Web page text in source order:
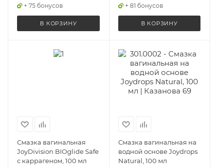
+ 75 бонусов
В КОРЗИНУ
+ 81 бонусов
В КОРЗИНУ
Смазка вагинальная
JoyDivision BIOglide Safe
с каррагеном, 100 мл
Смазка вагинальная на
водной основе Joydrops
Natural, 100 мл